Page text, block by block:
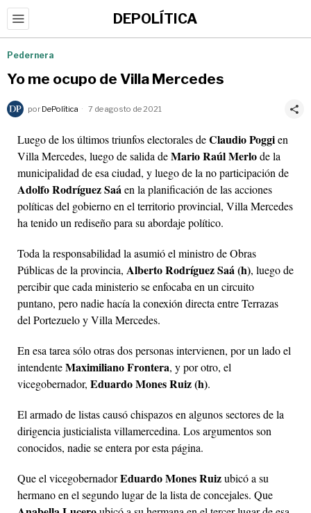
DEPOLÍTICA
Pedernera
Yo me ocupo de Villa Mercedes
por DePolítica 7 de agosto de 2021
Luego de los últimos triunfos electorales deClaudio Poggien
Villa Mercedes, luego de salida deMario Raúl Merlode la
municipalidad de esa ciudad, y luego de la no participación de
Adolfo Rodríguez Saáen la planificación de las acciones
políticas del gobierno en el territorio provincial, Villa Mercedes
ha tenido un rediseño para su abordaje político.
Toda la responsabilidad la asumió el ministro de Obras
Públicas de la provincia, Alberto Rodríguez Saá (h), luego de
percibir que cada ministerio se enfocaba en un circuito
puntano, pero nadie hacía la conexión directa entre Terrazas
del Portezuelo y Villa Mercedes.
En esa tarea sólo otras dos personas intervienen, por un lado el
intendenteMaximiliano Frontera, y por otro, el
vicegobernador, Eduardo Mones Ruiz (h).
El armado de listas causó chispazos en algunos sectores de la
dirigencia justicialista villamercedina. Los argumentos son
conocidos, nadie se entera por esta página.
Que el vicegobernadorEduardo Mones Ruizubicó a su
hermano en el segundo lugar de la lista de concejales. Que